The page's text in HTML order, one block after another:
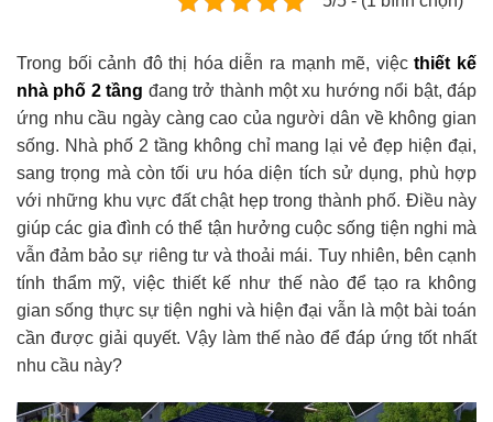
Trong bối cảnh đô thị hóa diễn ra mạnh mẽ, việcthiết kế
nhà phố 2 tầng đang trở thành một xu hướng nổi bật, đáp
ứng nhu cầu ngày càng cao của người dân về không gian
sống. Nhà phố 2 tầng không chỉ mang lại vẻ đẹp hiện đại,
sang trọng mà còn tối ưu hóa diện tích sử dụng, phù hợp
với những khu vực đất chật hẹp trong thành phố. Điều này
giúp các gia đình có thể tận hưởng cuộc sống tiện nghi mà
vẫn đảm bảo sự riêng tư và thoải mái. Tuy nhiên, bên cạnh
tính thẩm mỹ, việc thiết kế như thế nào để tạo ra không
gian sống thực sự tiện nghi và hiện đại vẫn là một bài toán
cần được giải quyết. Vậy làm thế nào để đáp ứng tốt nhất
nhu cầu này?